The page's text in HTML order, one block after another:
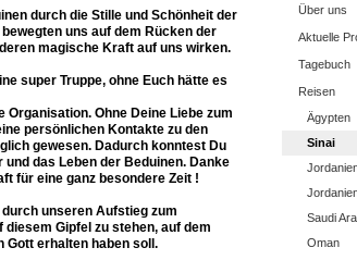
durch die Stille und Schönheit der
uns auf dem Rücken der
magische Kraft auf uns wirken.
super Truppe, ohne Euch hätte es
Ohne Deine Liebe zum
persönlichen Kontakte zu den
gewesen. Dadurch konntest Du
das Leben der Beduinen. Danke
für eine ganz besondere Zeit !
unseren Aufstieg zum
Gipfel zu stehen, auf dem
Gott erhalten haben soll.
Über uns
Aktuelle
Tagebuch
Reisen
Ägypten
Sinai
Saudi
Oman